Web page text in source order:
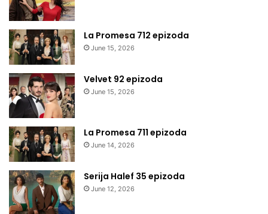
La Promesa 712 epizoda
June 15, 2026
Velvet 92 epizoda
June 15, 2026
La Promesa 711 epizoda
June 14, 2026
Serija Halef 35 epizoda
June 12, 2026